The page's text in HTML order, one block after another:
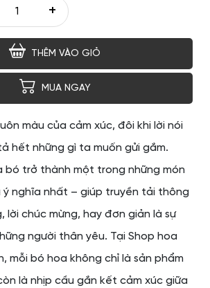
+
THÊM VÀO GIỎ
MUA NGAY
màu của cảm xúc, đôi khi lời nói
hết những gì ta muốn gửi gắm.
bó trở thành một trong những món
nghĩa nhất – giúp truyền tải thông
lời chúc mừng, hay đơn giản là sự
người thân yêu. Tại Shop hoa
mỗi bó hoa không chỉ là sản phẩm
là nhịp cầu gắn kết cảm xúc giữa